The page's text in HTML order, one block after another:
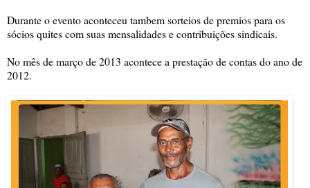
Durante o evento aconteceu tambem sorteios de premios para os
sócios quites com suas mensalidades e contribuições sindicais.
No mês de março de 2013 acontece a prestação de contas do ano de
2012.